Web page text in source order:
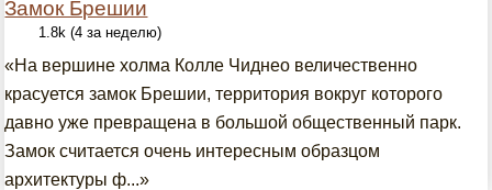
Замок Брешии
1.8k (4 за неделю)
«На вершине холма Колле Чиднео величественно
красуется замок Брешии, территория вокруг которого
давно уже превращена в большой общественный парк.
Замок считается очень интересным образцом
архитектуры ф...»